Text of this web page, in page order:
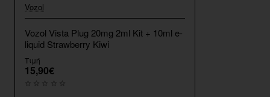
Vozol
Vozol Vista Plug 20mg 2ml Kit + 10ml e-
liquid Strawberry Kiwi
Τιμή
15,90€